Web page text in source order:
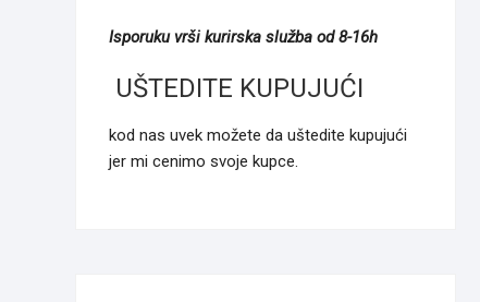
Isporuku vrši kurirska služba od 8-16h
UŠTEDITE KUPUJUĆI
kod nas uvek možete da uštedite kupujući
jer mi cenimo svoje kupce.